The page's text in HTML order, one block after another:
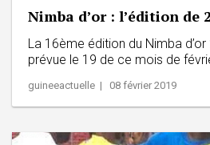
Nimba d’or : l’édition de
La 16ème édition du Nimba
prévue le 19 de ce mois de
guineeactuelle | 08 février 2019